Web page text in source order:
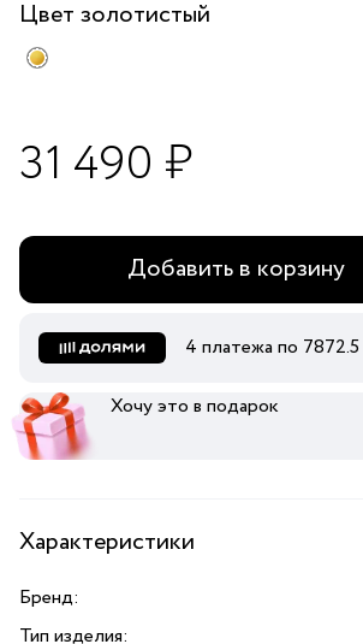
Цвет золотистый
31 490 ₽
Добавить в корзину
4 платежа по 7872.5
Хочу это в подарок
Характеристики
Бренд:
Тип изделия: